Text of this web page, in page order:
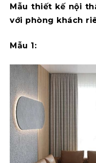
Mẫu thiết kế nội
với phòng khách
Mẫu 1: